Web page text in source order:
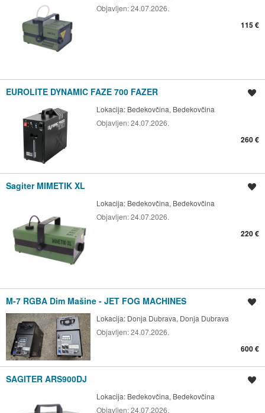
Objavljen:24.07.2026.
115 €
EUROLITE DYNAMIC FAZE 700 FAZER
Lokacija: Bedekovčina, Bedekovčina
Objavljen:24.07.2026.
260 €
Sagiter MIMETIK XL
Lokacija: Bedekovčina, Bedekovčina
Objavljen:24.07.2026.
220 €
M-7 RGBA Dim Mašine - JET FOG MACHINES
Lokacija: Donja Dubrava, Donja Dubrava
Objavljen:24.07.2026.
600 €
SAGITER ARS900DJ
Lokacija: Bedekovčina, Bedekovčina
Objavljen:24.07.2026.